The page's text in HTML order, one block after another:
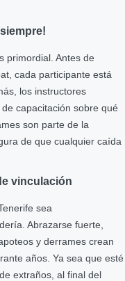
primordial. Antes de
cada participante está
los instructores
capacitación sobre qué
son parte de la
de que cualquier caída
vinculación
sea
Abrazarse fuerte,
y derrames crean
años. Ya sea que esté
extraños, al final del